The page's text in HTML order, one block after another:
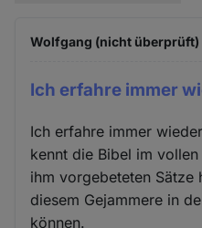
Wolfgang (nicht überprüft)
Ich erfahre immer
Ich erfahre immer
kennt die Bibel im
ihm vorgebeteten Sätze
diesem Gejammere in
können.